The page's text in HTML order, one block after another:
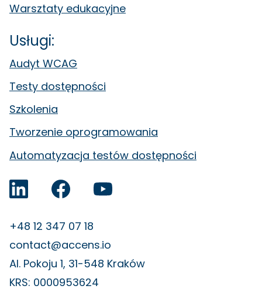
Warsztaty edukacyjne
Usługi:
Audyt WCAG
Testy dostępności
Szkolenia
Tworzenie oprogramowania
Automatyzacja testów dostępności
Accens na LinkedIn
FacebookYouTube
+48 12 347 07 18
contact@accens.io
Al. Pokoju 1, 31-548 Kraków
KRS: 0000953624